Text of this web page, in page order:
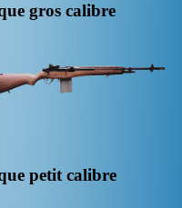
gros calibre
petit calibre